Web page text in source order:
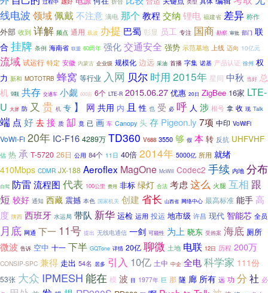
线电波 领域佩戴不注意 满电 那个 教程 交纳 锂电 福建省 差异 称作
外部 收到 详解 频点 通用 载波 办提 巴蜀 彰显 员工 专注 国商 勘察 审批 部门 联
合 挂牌 条例 海南省 联盟 60周年 强化交通安全 强势 示范基地 上线 迈向 10亿元
流域 试运行 特定 安徽 内蒙古 企业级 规模化 边远 采油 首播 字集 诺基 产品认证 徐州 权
力 新和 MOTOTRB 蜂窝 等行业 入网 贝尔 时用 2015年 星间 中秋 当好 总
机 9颗 共存 交通车 小觑 600亩 6个 LTE-R 2015.06.27 优惠 20日 ZigBee 16家 LTE-
U 大屏 防 又 贵 机 专 】 网 共用 内 且 性 也 受 必 呼 人 涉 根号 拿 收 现 Talk
端 点 好 去 接 质 缷 竟 已 画 车 Canopy 头 存 Pigeon.ly 7项 中印 VoWiFi
VoWi-Fi 20年 IC-F16 4289万 TD360 V688 3550 够 假 本 转 反抗 UHFVHF
估 热 承 T-5720 26日 公用 84个 11日 40倍 2014年 5000亿 所用 就绪
410Mbps CDMR JX-188 Aeroflex MagOne McWill Codec2 手续 内地 分布
自驾 防雷流程图 代表 100公里 费用 非标 绿灯 合法 考虑 这么 火腿 互相 跟
短 较好 通知 西藏 震撼 本色 国家机关 创建 省长 山西省 网络中心 最高标准 能手 高
度 陕西 西班牙 水运局 带队 新华 运检 运用 投运 地市级 许昌 现代 智能芯 全员
月底 网通 下一 11号 提出 无线电通信 一剑 可能性 为上 晓东 受贿案 海底 厕所
微波 告诉 空中 十一 下半 GQTone 详情 20亿 聊微 土地 电联 12日 历程 200万
CONSIP-SPC 兼得 走出 54名 居多 引入 10亿 土中 中企 全电科学家 111份
53张 大众 IPMESH能在 模 波 目 1977年 巨 那 隧 廊 所有 远 功 分 社 必